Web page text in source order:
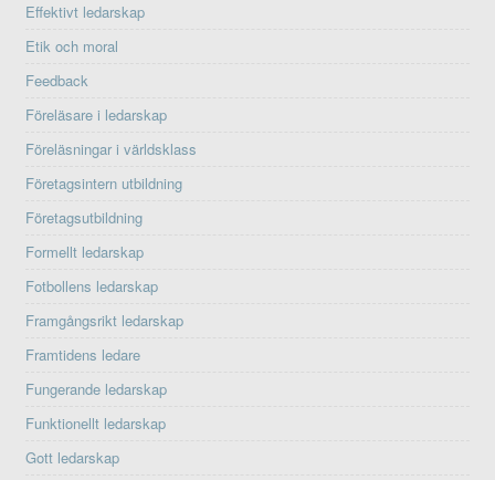
Effektivt ledarskap
Etik och moral
Feedback
Föreläsare i ledarskap
Föreläsningar i världsklass
Företagsintern utbildning
Företagsutbildning
Formellt ledarskap
Fotbollens ledarskap
Framgångsrikt ledarskap
Framtidens ledare
Fungerande ledarskap
Funktionellt ledarskap
Gott ledarskap